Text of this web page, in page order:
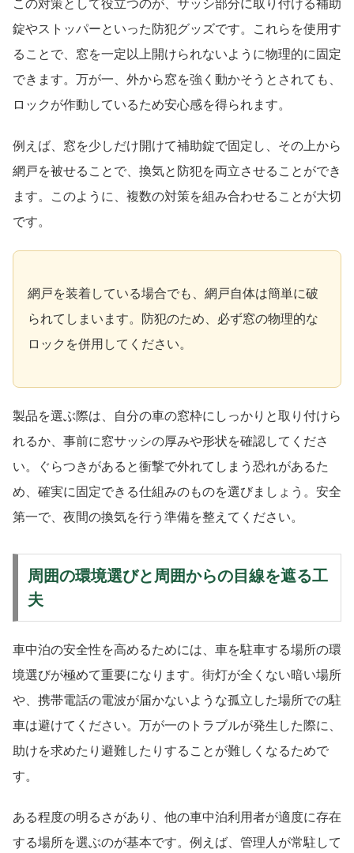
この対策として役立つのが、サッシ部分に取り付ける補助
錠やストッパーといった防犯グッズです。これらを使用す
ることで、窓を一定以上開けられないように物理的に固定
できます。万が一、外から窓を強く動かそうとされても、
ロックが作動しているため安心感を得られます。
例えば、窓を少しだけ開けて補助錠で固定し、その上から
網戸を被せることで、換気と防犯を両立させることができ
ます。このように、複数の対策を組み合わせることが大切
です。
網戸を装着している場合でも、網戸自体は簡単に破
られてしまいます。防犯のため、必ず窓の物理的な
ロックを併用してください。
製品を選ぶ際は、自分の車の窓枠にしっかりと取り付けら
れるか、事前に窓サッシの厚みや形状を確認してくださ
い。ぐらつきがあると衝撃で外れてしまう恐れがあるた
め、確実に固定できる仕組みのものを選びましょう。安全
第一で、夜間の換気を行う準備を整えてください。
周囲の環境選びと周囲からの目線を遮る工
夫
車中泊の安全性を高めるためには、車を駐車する場所の環
境選びが極めて重要になります。街灯が全くない暗い場所
や、携帯電話の電波が届かないような孤立した場所での駐
車は避けてください。万が一のトラブルが発生した際に、
助けを求めたり避難したりすることが難しくなるためで
す。
ある程度の明るさがあり、他の車中泊利用者が適度に存在
する場所を選ぶのが基本です。例えば、管理人が常駐して